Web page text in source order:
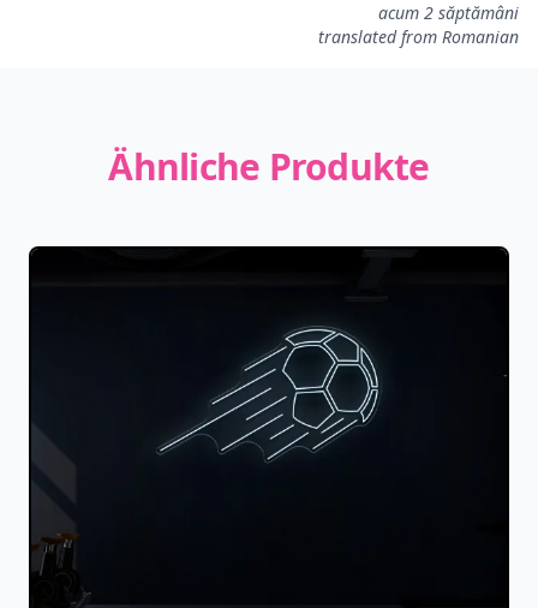
acum 2 săptămâni
translated from Romanian
Ähnliche Produkte